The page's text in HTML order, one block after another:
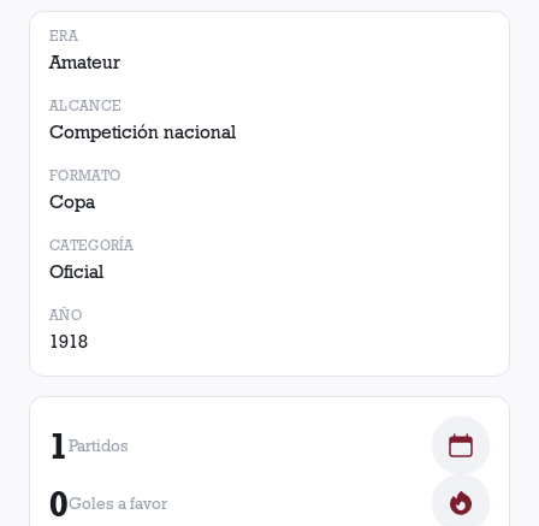
ERA
Amateur
ALCANCE
Competición nacional
FORMATO
Copa
CATEGORÍA
Oficial
AÑO
1918
1Partidos
0Goles a favor